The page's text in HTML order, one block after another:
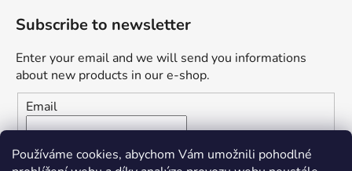
Používáme cookies, abychom Vám umožnili pohodlné
Subscribe to newsletter
Enter your email and we will send you informations
about new products in our e-shop.
Email
Vložením e-mailu souhlasíte s
podmínkami ochrany
osobních údajů